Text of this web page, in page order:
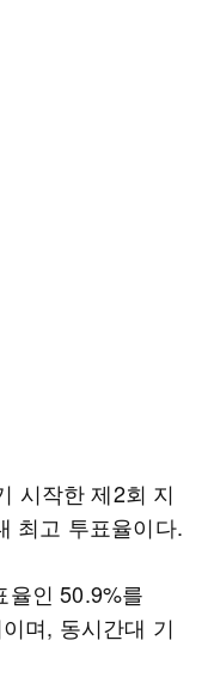
시작한 제2회 지
최고 투표율이다.
율인 50.9%를
며, 동시간대 기